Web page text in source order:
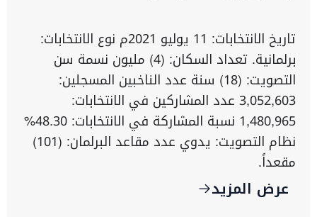
تاريخ الانتخابات: 11 يوليو 2021م نوع الانتخابات:
برلمانية. تعداد السكان: (4) مليون نسمة سن
التصويت: (18) سنة عدد الناخبين المسجلين:
3,052,603 عدد المشاركين في الانتخابات:
1,480,965 نسبة المشاركة في الانتخابات: 48.30%
نظام التصويت: يدوي عدد مقاعد البرلمان: (101)
مقعداً.
عرض المزيد